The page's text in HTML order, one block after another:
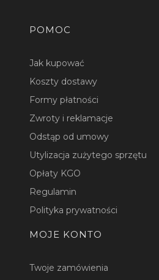
Linki w stopce
POMOC
Jak kupować
Koszty dostawy
Formy płatności
Zwroty i reklamacje
Odstąp od umowy
Utylizacja zużytego sprzętu
Opłaty KGO
Regulamin
Polityka prywatności
MOJE KONTO
Twoje zamówienia